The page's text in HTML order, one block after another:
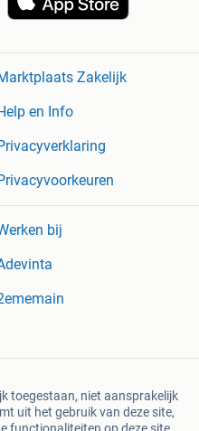
Zakelijk
en Info
bij
toegestaan, niet aansprakelijk
uit het gebruik van deze site,